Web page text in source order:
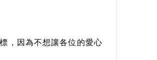
，因為不想讓各位的愛心